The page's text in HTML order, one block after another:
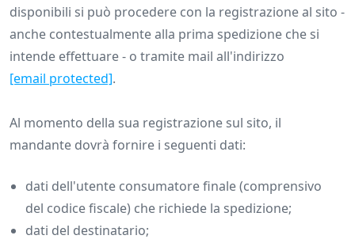
disponibili si può procedere con la registrazione al sito -
anche contestualmente alla prima spedizione che si
intende effettuare - o tramite mail all'indirizzo
[email protected].
Al momento della sua registrazione sul sito, il
mandante dovrà fornire i seguenti dati:
dati dell'utente consumatore finale (comprensivo
del codice fiscale) che richiede la spedizione;
dati del destinatario;